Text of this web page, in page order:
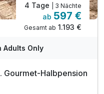
4 Tage | 3 Nächte
ab 597 €
Gesamt ab 1.193 €
Adults Only
Gourmet-Halbpension